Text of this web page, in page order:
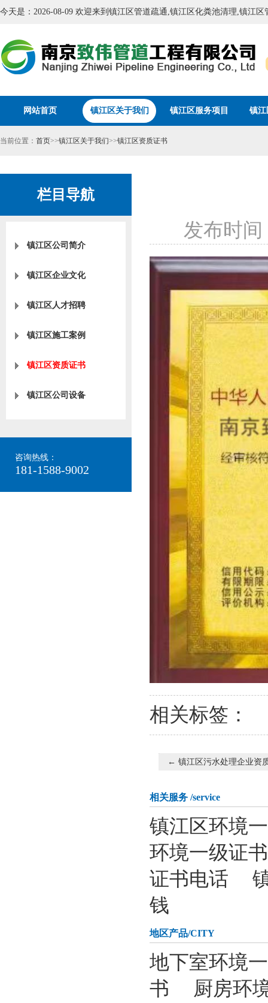
今天是：2026-08-09 欢迎来到镇江区管道疏通,镇江区化粪池清理,镇江
网站首页 镇江区关于我们 镇江区服务项目 镇江
当前位置： 首页>>镇江区关于我们>>镇江区资质证书
栏目导航
镇江区公司简介
镇江区企业文化
镇江区人才招聘
镇江区施工案例
镇江区资质证书
镇江区公司设备
咨询热线：
181-1588-9002
发布时间
相关标签：
← 镇江区污水处理企业资
相关服务 /service
镇江区环境
环境一级证
证书电话
钱
地区产品/CITY
地下室环境
书
厨房环